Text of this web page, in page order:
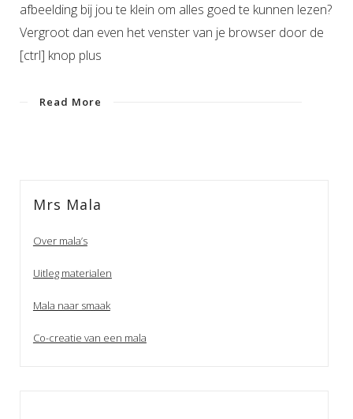
afbeelding bij jou te klein om alles goed te kunnen lezen?
Vergroot dan even het venster van je browser door de
[ctrl] knop plus
Read More
Mrs Mala
Over mala’s
Uitleg materialen
Mala naar smaak
Co-creatie van een mala